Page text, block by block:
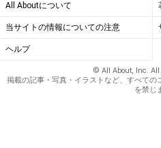
い
と注意書きが出ます。
もし、私が通院中の妊婦さ
受けた場合、過去にアレグ
All Aboutについて
当サイトの情報についての注意
ヘルプ
© All About, Inc. All
掲載の記事・写真・イラストなど、すべて
を禁じ